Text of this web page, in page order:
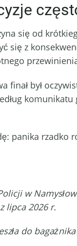
się od
się z
finał był
panika rzadko
w
lipca 2026 r.
do